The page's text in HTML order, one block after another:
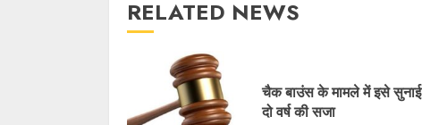
RELATED NEWS
चैक बाउंस के मामले में इसे सुनाई
दो वर्ष की सजा